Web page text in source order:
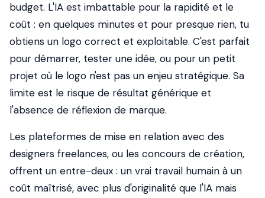
budget. L'IA est imbattable pour la rapidité et le
coût : en quelques minutes et pour presque rien, tu
obtiens un logo correct et exploitable. C'est parfait
pour démarrer, tester une idée, ou pour un petit
projet où le logo n'est pas un enjeu stratégique. Sa
limite est le risque de résultat générique et
l'absence de réflexion de marque.
Les plateformes de mise en relation avec des
designers freelances, ou les concours de création,
offrent un entre-deux : un vrai travail humain à un
coût maîtrisé, avec plus d'originalité que l'IA mais